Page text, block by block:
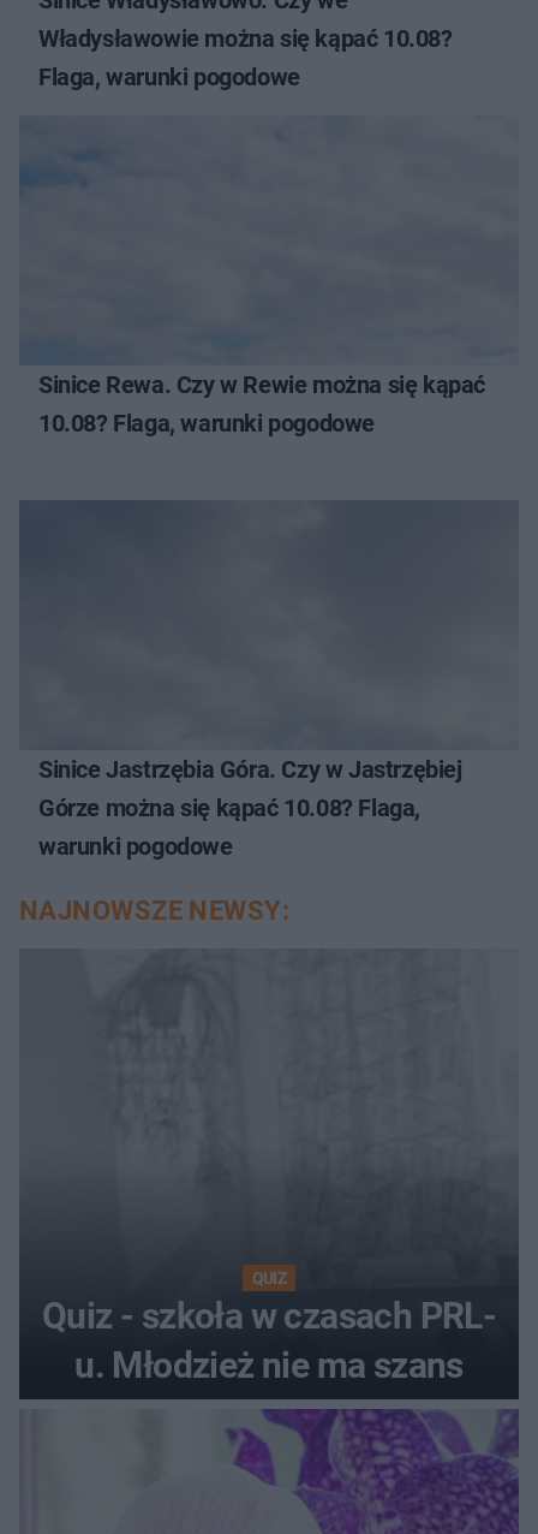
Władysławowie można się kąpać 10.08?
Flaga, warunki pogodowe
Sinice Rewa. Czy w Rewie można się kąpać
10.08? Flaga, warunki pogodowe
Sinice Jastrzębia Góra. Czy w Jastrzębiej
Górze można się kąpać 10.08? Flaga,
warunki pogodowe
NAJNOWSZE NEWSY:
QUIZ
Quiz - szkoła w czasach PRL-
u. Młodzież nie ma szans